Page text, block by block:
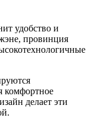
удобство и
провинция
комфортное
делает эти